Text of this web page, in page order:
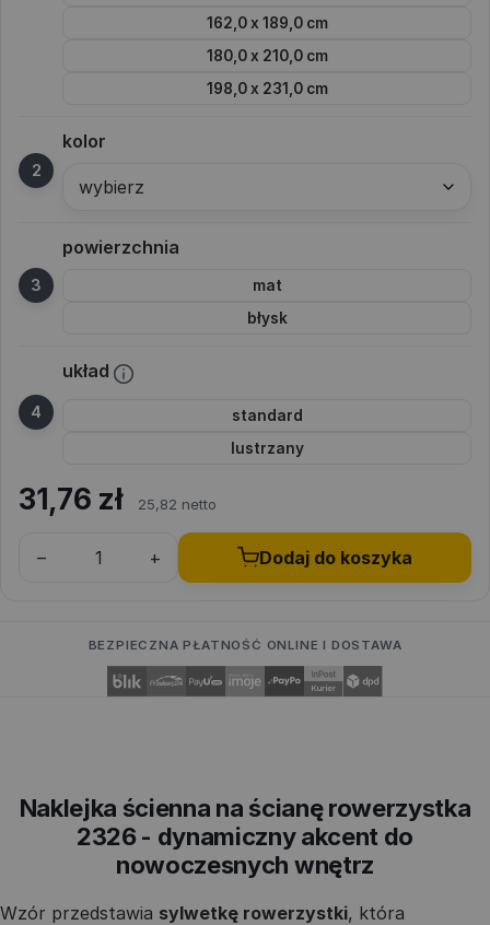
162,0 x 189,0 cm
180,0 x 210,0 cm
198,0 x 231,0 cm
kolor
wybierz
powierzchnia
mat
błysk
układ
standard
lustrzany
31,76 zł 25,82 netto
– + Dodaj do koszyka
BEZPIECZNA PŁATNOŚĆ ONLINE I DOSTAWA
Naklejka ścienna na ścianę rowerzystka
2326 - dynamiczny akcent do
nowoczesnych wnętrz
Wzór przedstawia sylwetkę rowerzystki, która